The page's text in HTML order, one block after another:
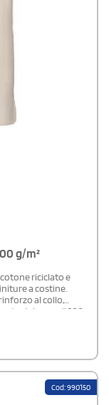
g/m²
riciclato e
a costine.
al collo,
dal peso di 200
modello
Cod: 990150